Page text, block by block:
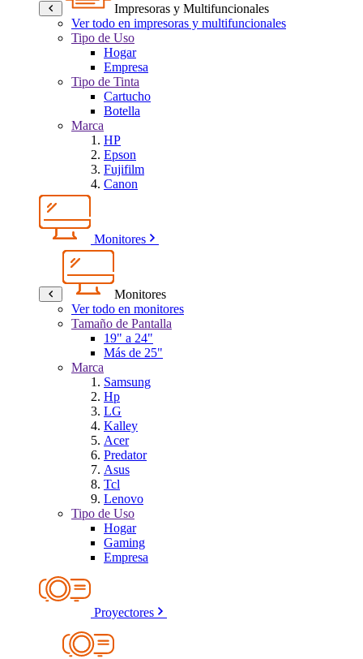
Impresoras y Multifuncionales
Ver todo en impresoras y multifuncionales
Tipo de Uso
Hogar
Empresa
Tipo de Tinta
Cartucho
Botella
Marca
HP
Epson
Fujifilm
Canon
Monitores
Monitores
Ver todo en monitores
Tamaño de Pantalla
19" a 24"
Más de 25"
Marca
Samsung
Hp
LG
Kalley
Acer
Predator
Asus
Tcl
Lenovo
Tipo de Uso
Hogar
Gaming
Empresa
Proyectores